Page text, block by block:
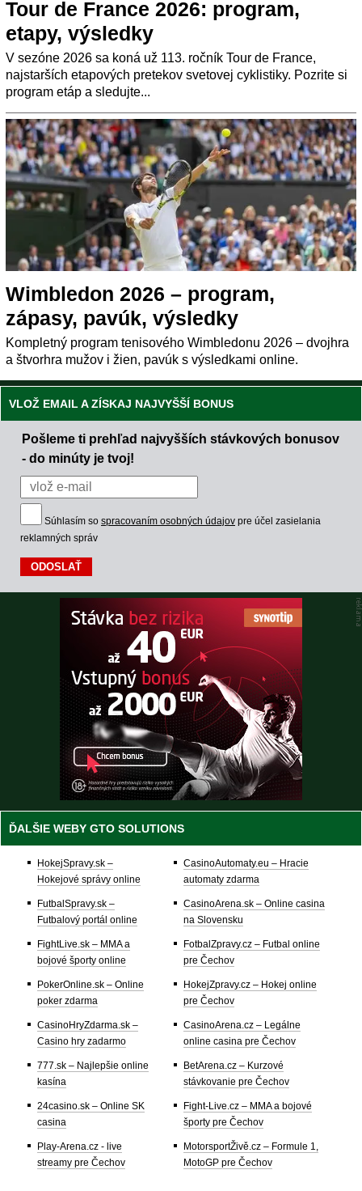
Tour de France 2026: program,
etapy, výsledky
V sezóne 2026 sa koná už 113. ročník Tour de France,
najstarších etapových pretekov svetovej cyklistiky. Pozrite si
program etáp a sledujte...
Wimbledon 2026 – program,
zápasy, pavúk, výsledky
Kompletný program tenisového Wimbledonu 2026 – dvojhra
a štvorhra mužov i žien, pavúk s výsledkami online.
VLOŽ EMAIL A ZÍSKAJ NAJVYŠŠÍ BONUS
Pošleme ti prehľad najvyšších stávkových bonusov
- do minúty je tvoj!
Súhlasím so spracovaním osobných údajov pre účel zasielania
reklamných správ
ĎALŠIE WEBY GTO SOLUTIONS
HokejSpravy.sk –
Hokejové správy online
FutbalSpravy.sk –
Futbalový portál online
FightLive.sk – MMA a
bojové športy online
PokerOnline.sk – Online
poker zdarma
CasinoHryZdarma.sk –
Casino hry zadarmo
777.sk – Najlepšie online
kasína
24casino.sk – Online SK
casina
Play-Arena.cz - live
streamy pre Čechov
CasinoAutomaty.eu – Hracie
automaty zdarma
CasinoArena.sk – Online casina
na Slovensku
FotbalZpravy.cz – Futbal online
pre Čechov
HokejZpravy.cz – Hokej online
pre Čechov
CasinoArena.cz – Legálne
online casina pre Čechov
BetArena.cz – Kurzové
stávkovanie pre Čechov
Fight-Live.cz – MMA a bojové
športy pre Čechov
MotorsportŽivě.cz – Formule 1,
MotoGP pre Čechov